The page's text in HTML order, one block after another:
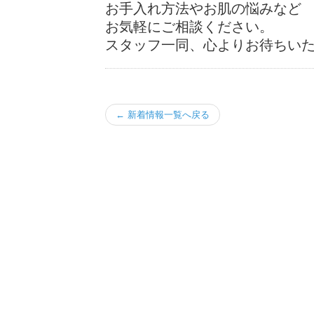
お手入れ方法やお肌の悩みなど
お気軽にご相談ください。
スタッフ一同、心よりお待ちい
← 新着情報一覧へ戻る